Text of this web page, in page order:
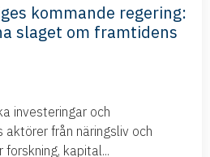
kommande regering:
slaget om framtidens
investeringar och
från näringsliv och
forskning, kapital...